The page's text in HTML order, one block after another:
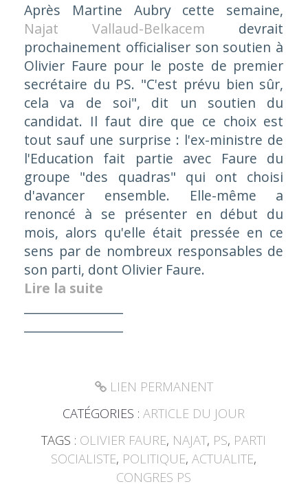
Après Martine Aubry cette semaine,
Najat Vallaud-Belkacem devrait
prochainement officialiser son soutien à
Olivier Faure pour le poste de premier
secrétaire du PS. "C'est prévu bien sûr,
cela va de soi", dit un soutien du
candidat. Il faut dire que ce choix est
tout sauf une surprise : l'ex-ministre de
l'Education fait partie avec Faure du
groupe "des quadras" qui ont choisi
d'avancer ensemble. Elle-même a
renoncé à se présenter en début du
mois, alors qu'elle était pressée en ce
sens par de nombreux responsables de
son parti, dont Olivier Faure.
Lire la suite
LIEN PERMANENT
CATÉGORIES :ARTICLE DU JOUR
TAGS : OLIVIER FAURE, NAJAT, PS, PARTI
SOCIALISTE, POLITIQUE,ACTUALITE,
CONGRES PS